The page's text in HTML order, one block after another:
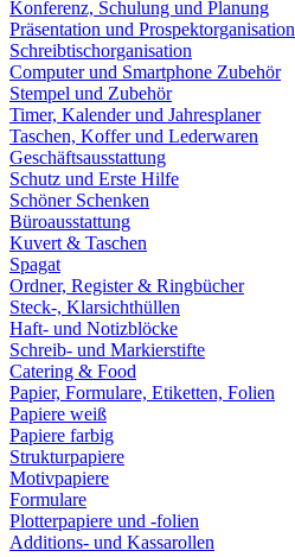
Konferenz, Schulung und Planung
Präsentation und Prospektorganisation
Schreibtischorganisation
Computer und Smartphone Zubehör
Stempel und Zubehör
Timer, Kalender und Jahresplaner
Taschen, Koffer und Lederwaren
Geschäftsausstattung
Schutz und Erste Hilfe
Schöner Schenken
Büroausstattung
Kuvert & Taschen
Spagat
Ordner, Register & Ringbücher
Steck-, Klarsichthüllen
Haft- und Notizblöcke
Schreib- und Markierstifte
Catering & Food
Papier, Formulare, Etiketten, Folien
Papiere weiß
Papiere farbig
Strukturpapiere
Motivpapiere
Formulare
Plotterpapiere und -folien
Additions- und Kassarollen